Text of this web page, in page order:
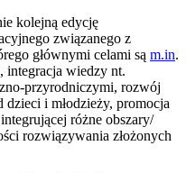
kolejną edycję
związanego z
głównymi celami są m.in.
integracja wiedzy nt.
przyrodniczymi, rozwój
i młodzieży, promocja
różne obszary/
rozwiązywania złożonych